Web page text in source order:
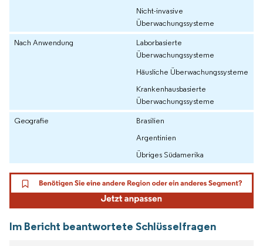
Nicht-invasive
Überwachungssysteme
Nach Anwendung
Laborbasierte
Überwachungssysteme
Häusliche Überwachungssysteme
Krankenhausbasierte
Überwachungssysteme
Geografie
Brasilien
Argentinien
Übriges Südamerika
Im Bericht beantwortete Schlüsselfragen